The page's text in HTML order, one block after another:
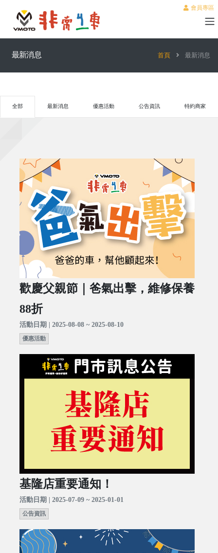
會員專區
最新消息 首頁 最新消息
全部 最新消息 優惠活動 公告資訊 特約商家
歡慶父親節｜爸氣出擊，維修保養
88折
活動日期 | 2025-08-08 ~ 2025-08-10
優惠活動
基隆店重要通知！
活動日期 | 2025-07-09 ~ 2025-01-01
公告資訊